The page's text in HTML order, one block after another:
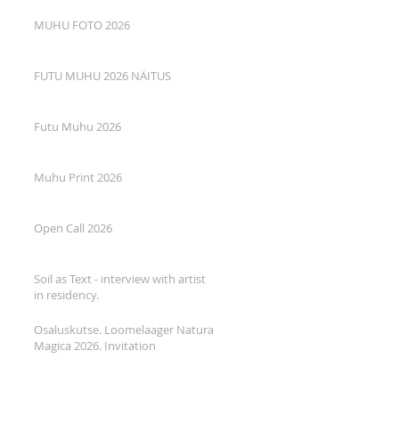
MUHU FOTO 2026
FUTU MUHU 2026 NÄITUS
Futu Muhu 2026
Muhu Print 2026
Open Call 2026
Soil as Text - interview with artist
in residency.
Osaluskutse. Loomelaager Natura
Magica 2026. Invitation